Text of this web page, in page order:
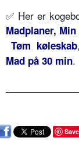
✅ Her er
Madplaner, Min
Tøm køleskab,
Mad på 30 min.
Save